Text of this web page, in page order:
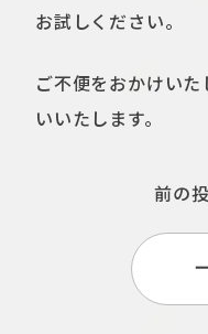
お試しください。
ご不便をおかけい
いいたします。
前の